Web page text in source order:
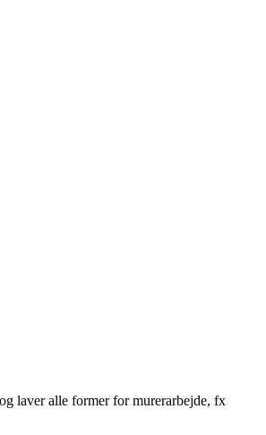
laver alle former for murerarbejde, fx